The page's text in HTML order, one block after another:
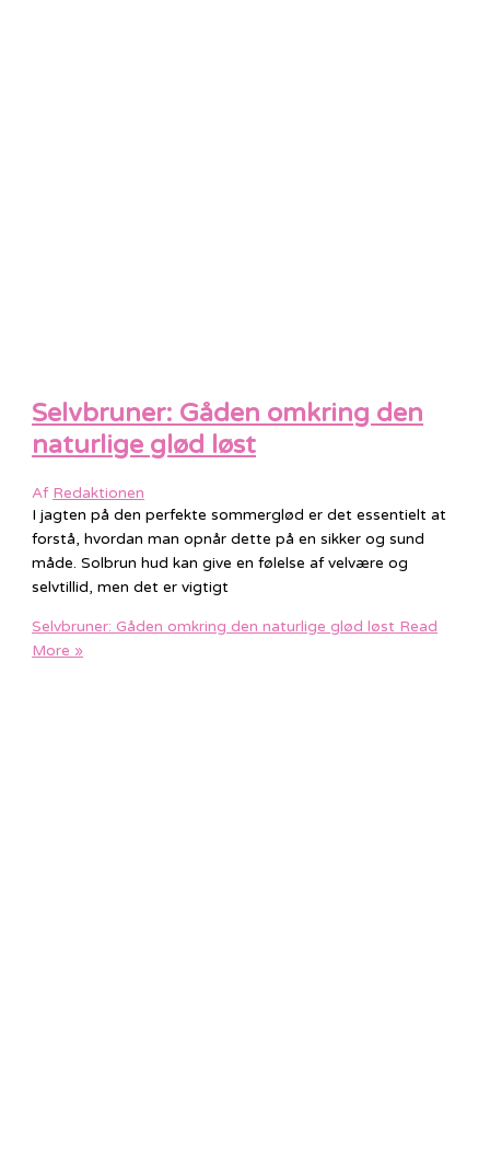
Selvbruner: Gåden omkring den
naturlige glød løst
Af Redaktionen
I jagten på den perfekte sommerglød er det essentielt at
forstå, hvordan man opnår dette på en sikker og sund
måde. Solbrun hud kan give en følelse af velvære og
selvtillid, men det er vigtigt
Selvbruner: Gåden omkring den naturlige glød løst Read
More »